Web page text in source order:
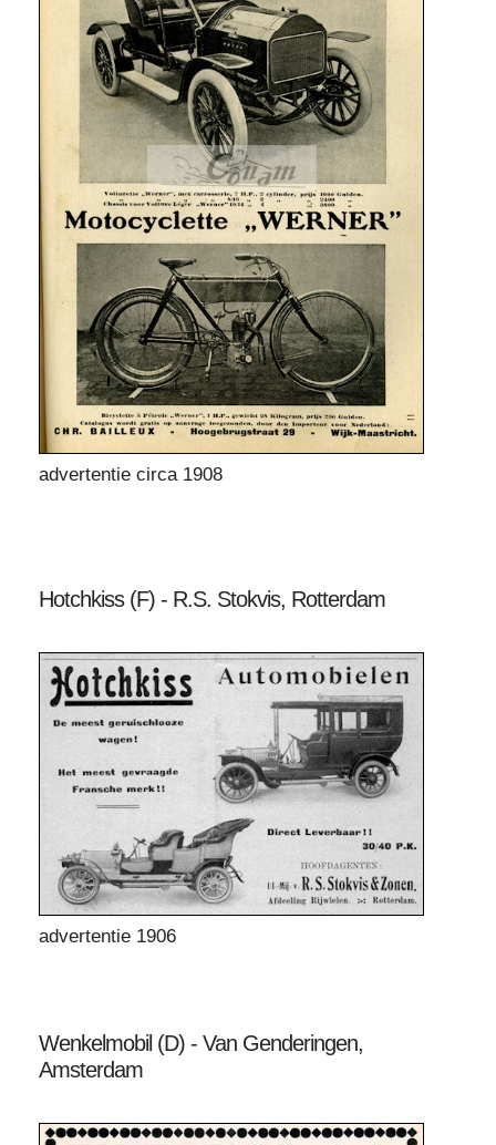
advertentie circa 1908
Hotchkiss (F) - R.S. Stokvis, Rotterdam
advertentie 1906
Wenkelmobil (D) - Van Genderingen,
Amsterdam